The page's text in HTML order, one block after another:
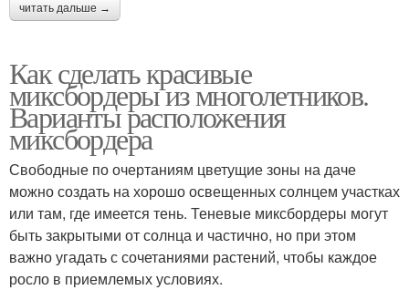
читать дальше →
Как сделать красивые
миксбордеры из многолетников.
Варианты расположения
миксбордера
Свободные по очертаниям цветущие зоны на даче
можно создать на хорошо освещенных солнцем участках
или там, где имеется тень. Теневые миксбордеры могут
быть закрытыми от солнца и частично, но при этом
важно угадать с сочетаниями растений, чтобы каждое
росло в приемлемых условиях.